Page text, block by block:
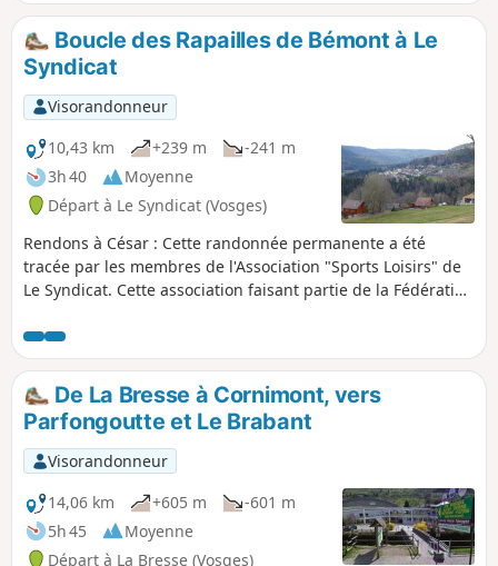
particulier la descente du Rainkopf et la montée du
Séestaedtle vers le Kerbholz. Évitez ce parcours par temps
de pluie, les roches étant particulièrement glissantes et une
chute pourrait être mortelle.
Boucle des Rapailles de Bémont à Le
Syndicat
Visorandonneur
10,43 km
+239 m
-241 m
3h 40
Moyenne
Départ à Le Syndicat (Vosges)
Rendons à César : Cette randonnée permanente a été
tracée par les membres de l'Association "Sports Loisirs" de
Le Syndicat. Cette association faisant partie de la Fédération
de la Fédération Internationale des Sports Populaires. (Un i
et 2 V). Le sentier étant extrêmement bien balisé, de petits
marcheurs courageux peuvent facilement servir de guide à
leurs parents.
De La Bresse à Cornimont, vers
Parfongoutte et Le Brabant
Visorandonneur
14,06 km
+605 m
-601 m
5h 45
Moyenne
Départ à La Bresse (Vosges)